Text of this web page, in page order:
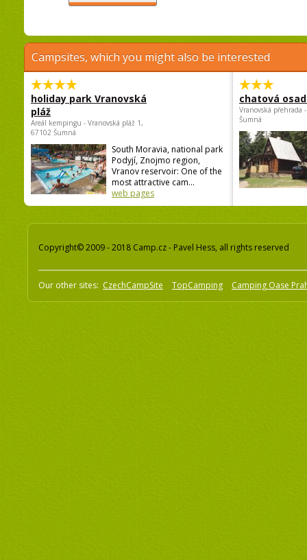
Campsites, which you might also be interested
holiday park Vranovská
pláž
Areál kempingu - Vranovská pláž 1,
67102 Šumná
South Moravia, national park
Podyjí, Znojmo region,
Vranov reservoir: One of the
most attractive cam...
web pages
chatová
Vranovská přehrada
Šumná
Copyright© 2009 - 2018 Camp.cz - Pavel Hess, all rights reserved
Our other sites: CzechCampSite TopCamping Camping Oase